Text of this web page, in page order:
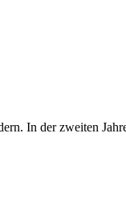
In der zweiten